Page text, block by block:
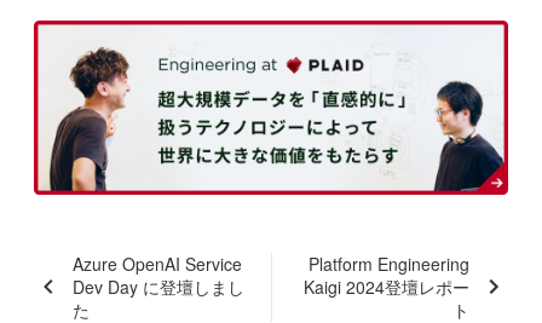
Azure OpenAI Service
Dev Day に登壇しまし
た
Platform Engineering
Kaigi 2024登壇レポー
ト